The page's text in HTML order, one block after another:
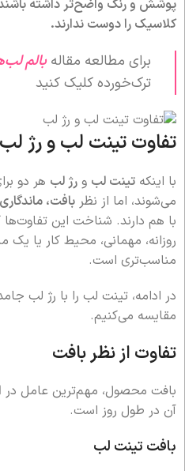
پوشش و رنگ واضح‌تر داشته
کلاسیک را دوست ندارند.
برای مطالعه مقاله بالم
ترک‌خورده کلیک کنید
تفاوت تینت لب و رژ لب
با اینکه تینت لب و رژ لب هر دو
می‌شوند، اما از نظر بافت،
با هم دارند. شناخت این
روزانه، مهمانی، محیط کار یا
مناسب‌تری است.
در ادامه، تینت لب را با رژ لب
مقایسه می‌کنیم.
تفاوت از نظر بافت
بافت محصول، مهم‌ترین عامل در
آن در طول روز است.
بافت تینت لب